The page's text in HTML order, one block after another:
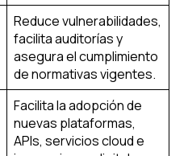
Reduce vulnerabilidades,
facilita auditorías y
asegura el cumplimiento
de normativas vigentes.
Facilita la adopción de
nuevas plataformas,
APIs, servicios cloud e